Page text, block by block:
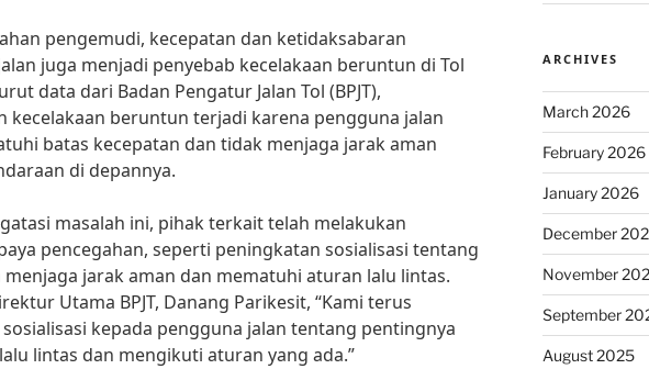
pengemudi, kecepatan dan ketidaksabaran
juga menjadi penyebab kecelakaan beruntun di Tol
data dari Badan Pengatur Jalan Tol (BPJT),
kecelakaan beruntun terjadi karena pengguna jalan
batas kecepatan dan tidak menjaga jarak aman
di depannya.
masalah ini, pihak terkait telah melakukan
pencegahan, seperti peningkatan sosialisasi tentang
jarak aman dan mematuhi aturan lalu lintas.
Utama BPJT, Danang Parikesit, “Kami terus
kepada pengguna jalan tentang pentingnya
lintas dan mengikuti aturan yang ada.”
ARCHIVES
March 2026
February 2026
January 2026
December
November
September
August 2025